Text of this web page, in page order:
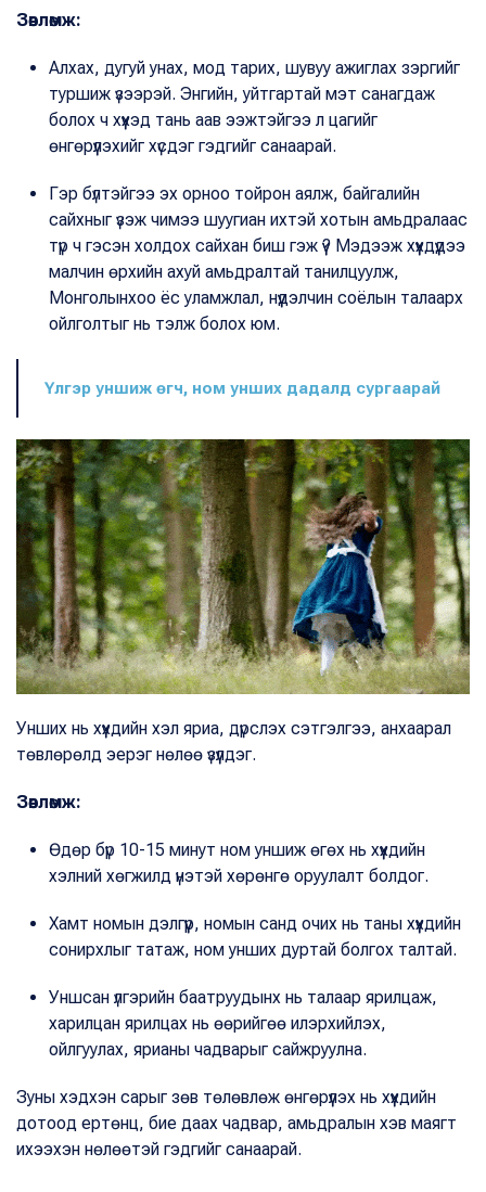
Зөвлөмж:
Алхах, дугуй унах, мод тарих, шувуу ажиглах зэргийг
туршиж үзээрэй. Энгийн, уйтгартай мэт санагдаж
болох ч хүүхэд тань аав ээжтэйгээ л цагийг
өнгөрүүлэхийг хүсдэг гэдгийг санаарай.
Гэр бүлтэйгээ эх орноо тойрон аялж, байгалийн
сайхныг үзэж чимээ шуугиан ихтэй хотын амьдралаас
түр ч гэсэн холдох сайхан биш гэж үү? Мэдээж хүүхдүүдээ
малчин өрхийн ахуй амьдралтай танилцуулж,
Монголынхоо ёс уламжлал, нүүдэлчин соёлын талаарх
ойлголтыг нь тэлж болох юм.
Үлгэр уншиж өгч, ном унших дадалд сургаарай
Унших нь хүүхдийн хэл яриа, дүрслэх сэтгэлгээ, анхаарал
төвлөрөлд эерэг нөлөө үзүүлдэг.
Зөвлөмж:
Өдөр бүр 10-15 минут ном уншиж өгөх нь хүүхдийн
хэлний хөгжилд үнэтэй хөрөнгө оруулалт болдог.
Хамт номын дэлгүүр, номын санд очих нь таны хүүхдийн
сонирхлыг татаж, ном унших дуртай болгох талтай.
Уншсан үлгэрийн баатруудынх нь талаар ярилцаж,
харилцан ярилцах нь өөрийгөө илэрхийлэх,
ойлгуулах, ярианы чадварыг сайжруулна.
Зуны хэдхэн сарыг зөв төлөвлөж өнгөрүүлэх нь хүүхдийн
дотоод ертөнц, бие даах чадвар, амьдралын хэв маягт
ихээхэн нөлөөтэй гэдгийг санаарай.